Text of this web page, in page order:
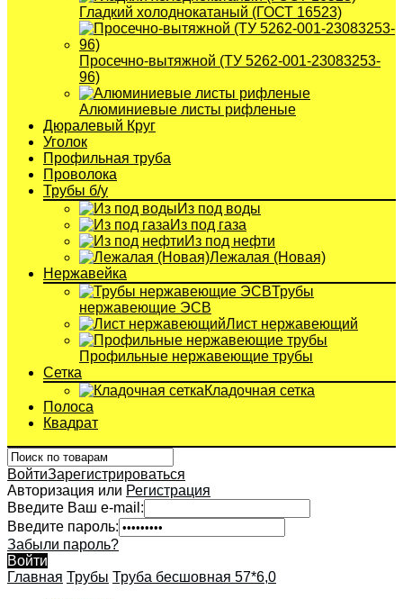
Гладкий холоднокатаный (ГОСТ 16523)
Просечно-вытяжной (ТУ 5262-001-23083253-
96)
Алюминиевые листы рифленые
Дюралевый Круг
Уголок
Профильная труба
Проволока
Трубы б/у
Из под воды
Из под газа
Из под нефти
Лежалая (Новая)
Нержавейка
Трубы
нержавеющие ЭСВ
Лист нержавеющий
Профильные нержавеющие трубы
Сетка
Кладочная сетка
Полоса
Квадрат
ВойтиЗарегистрироваться
Авторизация или Регистрация
Введите Ваш e-mail:
Введите пароль:
Забыли пароль?
Войти
Главная Трубы Труба бесшовная 57*6,0